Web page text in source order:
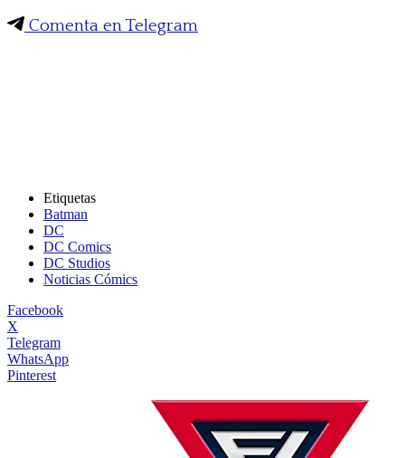
Comenta en Telegram
Etiquetas
Batman
DC
DC Comics
DC Studios
Noticias Cómics
Facebook
X
Telegram
WhatsApp
Pinterest